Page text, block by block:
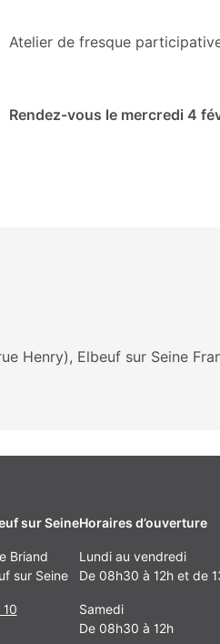
Atelier de fresque
Rendez-vous le mercredi 4
Henry), Elbeuf sur Seine
sur Seine
Briand
sur Seine
Horaires d’ouverture
Lundi au vendredi
De 08h30 à 12h et de
Samedi
De 08h30 à 12h